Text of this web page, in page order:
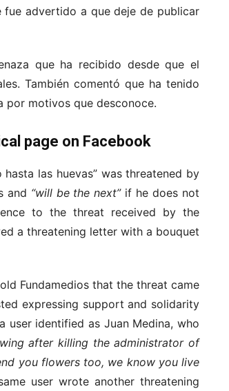
fue advertido a que deje de publicar
que ha recibido desde que el
También comentó que ha tenido
por motivos que desconoce.
page on Facebook
las huevas” was threatened by
and “will be the next” if he does not
to the threat received by the
a threatening letter with a bouquet
Fundamedios that the threat came
expressing support and solidarity
user identified as Juan Medina, who
after killing the administrator of
you flowers too, we know you live
user wrote another threatening